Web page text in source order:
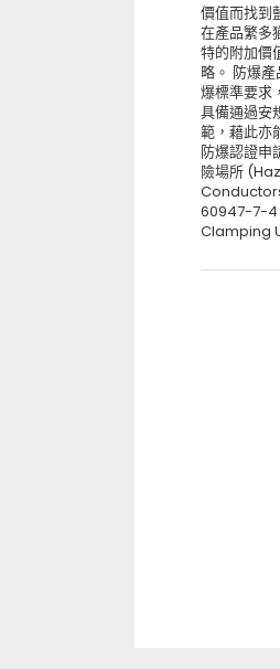
價值而找到
在產品繁多
特的附加價
略。 防爆
爆標準要求
具備通過安
範，藉此亦
防爆認證申
險場所
60947-7-4
Clamping